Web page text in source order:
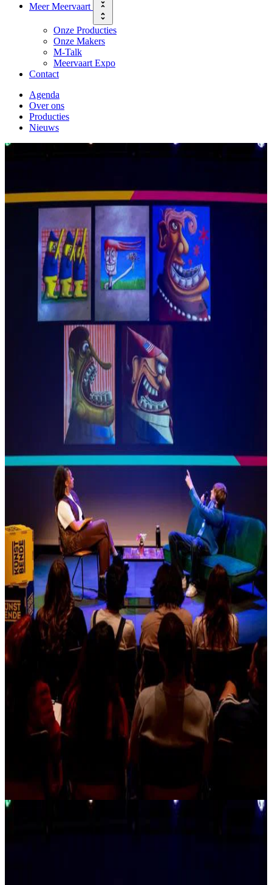
Meer Meervaart
Onze Producties
Onze Makers
M-Talk
Meervaart Expo
Contact
Agenda
Over ons
Producties
Nieuws